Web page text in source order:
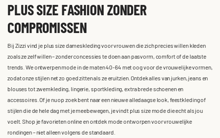
PLUS SIZE FASHION ZONDER
COMPROMISSEN
Bij Zizzi vind je plus size dameskleding voor vrouwen die zich precies willen kleden
zoals ze zelf willen – zonder concessies te doen aan pasvorm, comfort of de laatste
trends. We ontwerpen mode in de maten 40-64 met oog voor de vrouwelijke vormen,
zodat onze stijlen net zo goed zitten als ze eruitzien. Ontdek alles van jurken, jeans en
blouses tot zwemkleding, lingerie, sportkleding, extra brede schoenen en
accessoires. Of je nu op zoek bent naar een nieuwe alledaagse look, feestkleding of
stijlen die de hele dag met je meebewegen, je vindt plus size mode die echt als jou
voelt. Shop je favorieten online en ontdek mode ontworpen voor vrouwelijke
rondingen – niet alleen volgens de standaard.